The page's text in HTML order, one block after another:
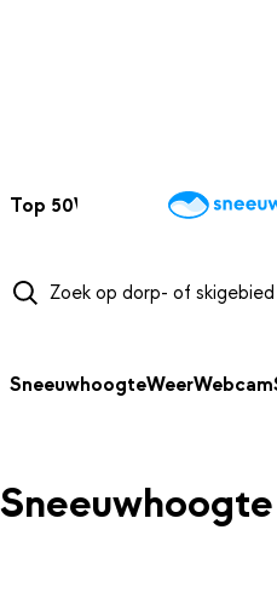
Top 50Webcams
SneeuwhoogteWeerWebcam